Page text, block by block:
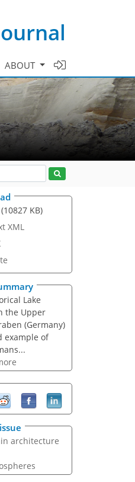
ABOUT
(10827 KB)
XML
Lake
the Upper
(Germany)
example of
architecture